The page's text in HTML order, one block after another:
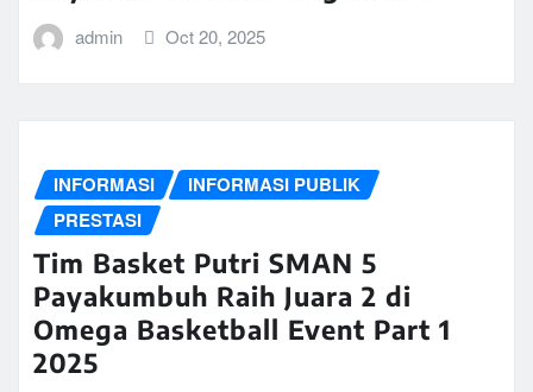
admin Oct 20, 2025
INFORMASI
INFORMASI PUBLIK
PRESTASI
Tim Basket Putri SMAN 5
Payakumbuh Raih Juara 2 di
Omega Basketball Event Part 1
2025